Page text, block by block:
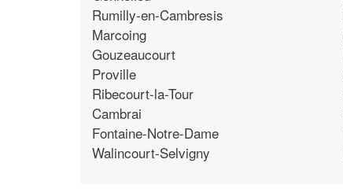
Rumilly-en-Cambresis
Marcoing
Gouzeaucourt
Proville
Ribecourt-la-Tour
Cambrai
Fontaine-Notre-Dame
Walincourt-Selvigny